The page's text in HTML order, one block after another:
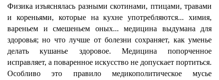
Физика изъяснялась разными скотинами, птицами, травами
и кореньями, которые на кухне употребляются... химия,
вареньем и смешеньем оных... медицина выдумана для
здоровья; но что лучше от болезни сохраняет, как уменье
делать кушанье здоровое. Медицина попорченное
исправляет, а поваренное искусство не допускает портиться.
Особливо это правило медикополитическое мусье